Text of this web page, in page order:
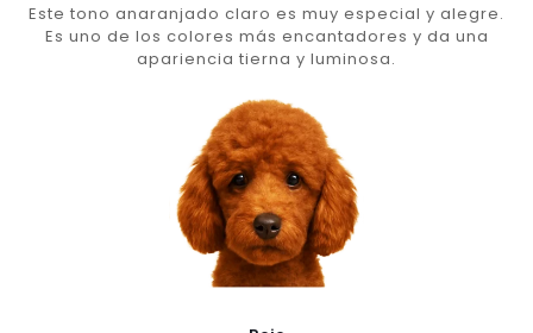
Este tono anaranjado claro es muy especial y alegre.
Es uno de los colores más encantadores y da una
apariencia tierna y luminosa.